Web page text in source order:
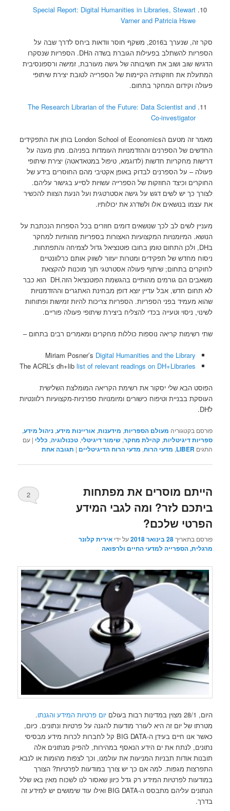
Special Report: Digital Humanities in Libraries, Stewart
Varner and Patricia Hswe
סקר זה, שנערך ב2016, משקף חוסר וודאות ביחס לדרך שבה על
הספריות להשתלב בפעילות הגוברת בשדה הDH. הספריות שנסקרו
הדגישו שוב ושוב את חשיבותה של גישה מעורבת, זמישה ורספונסיבית
המתעלת את חוזקותיה הקיימות של הספרייה לטובת יצירת שיתופי
פעולה וקידום המחקר בתחום.
The Research Librarian of the Future: Data Scientist and
Co-investigator
מאמר זה מטעם הLondon School of Economics בוחן את התפקידים
החדשים של הספרנים וההזדמנויות העומדות בפניהם. מתן מענה על
דרישות מחקריות חדשות (לדוגמא, טיפול במטאדאטה) יצירת שיתופי
פעולה – על הספרנים לבדוק באופן אקטיבי מהם החוסרים בידע של
החוקרים וכיצד החוזקות של הספרייה עשויות לסייע בגישור עליהם.
לצורך כך יש לשים דגש על גישה אסטרטגית ועל הנעת הצוות להכשיר
את עצמו בנושאים אלו ולשדרג את יכולותיו.
מעניין לשים לב לכך שנושאים דומים חוזרים בכל הספרות הנכתבת על
הנושא. המיומנויות המקצועיות האצורות בספריות מהותיות למחקר
בDH, ולכן התחום טומן בחובו פוטנציאל גדול לצמיחה והתפתחות.
ניסוח מחדש של תפקידים ומטרות יעזור לשווק אותם כרלוונטיים
לחוקרים בתחום; שיתוף פעולה אסטרטגי תוך מוכנות להקצאת
משאבים הם גורמים מהותיים בהגשמת הפוטנציאל הזה.DH הוא כבר
לא תחום חדש, אבל עדיין יוצא דופן מבחינת האתגרים וההזדמנויות
שהוא מעמיד בפני הספריות. הספריות צריכות להיות זמישות ופתוחות
לשינוי, ניסוי וטעייה בכדי להצליח ביצירת שיתופי פעולה פוריים.
שתי רשימות קריאה נוספות כוללות מחקרים ומאמרים רבים בתחום –
Miriam Posner’s Digital Humanities and the Library
The ACRL’s dh+liblist of relevant readings on DH+Libraries
הפוסט הבא שלי יסקור את רשימת הקריאה המומלצת השלישית
העוסקת בבניית וטיפוח כישורים ומיומנויות ספרניות-מקצועיות רלוונטיות
לDH.
פורסם בקטגוריה מעולם הספריות, מידענות,אוריינות מידע,ניהול מידע,
ספריות דיגיטליות,קהילת מחקר,שימור דיגיטלי,טכנולוגיה, כללי |עם
התגים LIBER
, מדעי הרוח, מדעי הרוח הדיגיטליים | תגובהאחת
הייתם מוסרים את מפתחות
ביתכם לזר? ומה לגבי המידע
הפרטי שלכם?
פורסם בתאריך28 בינואר 2018 על ידיאירית קלונר
מרגלית, הספרייה למדעי החיים ולרפואה
2
היום, 28/1 מצוין במדינות רבות בעולם יום פרטיות המידע והגנתו.
מטרתו של יום זה היא לעורר מודעות להגנה על פרטיות ונתונים. כיום,
כאשר אנו חיים בעידן ה-BIG DATA קל לחברות לכרות מידע מבסיסי
נתונים, לנתח את ים הידע הנאסף במהירות, להפיק מנתונים אלה
תובנות אודות תבניות המניעות את עולמנו, וכך לצפות מהומות או לנבא
התפרצות מגפות. למה אם כך יש צורך במודעות לפרטיות? הצורך
במודעות לפרטיות המידע רק גדל כיוון שאסור לנו לשכוח מאין באו שלל
הנתונים עליהם מתבסס ה-BIG DATA ואילו עוד שימושים יש למידע זה
בדרך.